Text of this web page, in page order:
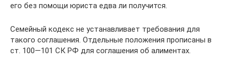
его без помощи юриста едва ли получится.
Семейный кодекс не устанавливает требования для
такого соглашения. Отдельные положения прописаны в
ст. 100—101 СК РФ для соглашения об алиментах.